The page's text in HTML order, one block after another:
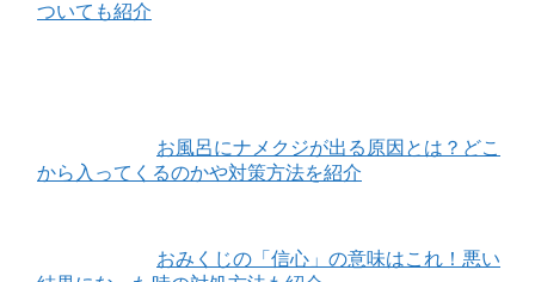
ついても紹介
お風呂にナメクジが出る原因とは？どこ
から入ってくるのかや対策方法を紹介
おみくじの「信心」の意味はこれ！悪い